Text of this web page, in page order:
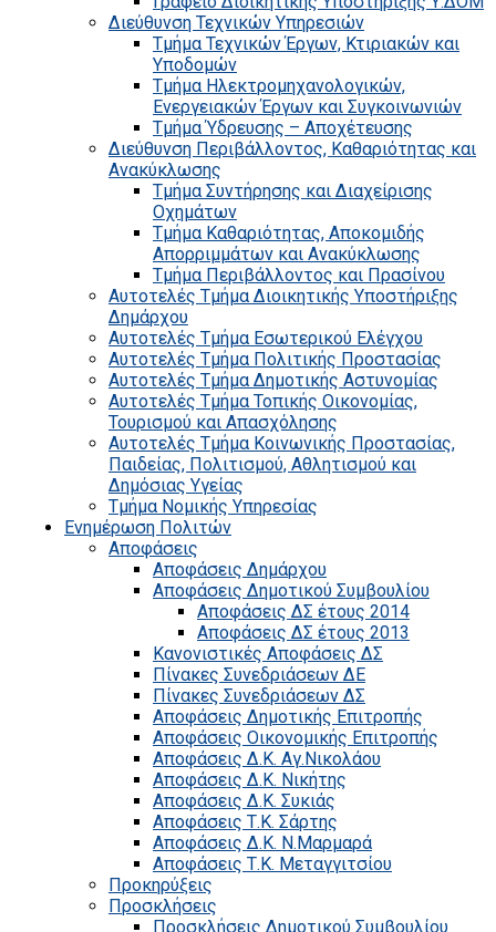
Διεύθυνση Τεχνικών Υπηρεσιών
Τμήμα Τεχνικών Έργων, Κτιριακών και
Υποδομών
Τμήμα Ηλεκτρομηχανολογικών,
Ενεργειακών Έργων και Συγκοινωνιών
Τμήμα Ύδρευσης – Αποχέτευσης
Διεύθυνση Περιβάλλοντος, Καθαριότητας και
Ανακύκλωσης
Τμήμα Συντήρησης και Διαχείρισης
Οχημάτων
Τμήμα Καθαριότητας, Αποκομιδής
Απορριμμάτων και Ανακύκλωσης
Τμήμα Περιβάλλοντος και Πρασίνου
Αυτοτελές Τμήμα Διοικητικής Υποστήριξης
Δημάρχου
Αυτοτελές Τμήμα Εσωτερικού Ελέγχου
Αυτοτελές Τμήμα Πολιτικής Προστασίας
Αυτοτελές Τμήμα Δημοτικής Αστυνομίας
Αυτοτελές Τμήμα Τοπικής Οικονομίας,
Τουρισμού και Απασχόλησης
Αυτοτελές Τμήμα Κοινωνικής Προστασίας,
Παιδείας, Πολιτισμού, Αθλητισμού και
Δημόσιας Υγείας
Τμήμα Νομικής Υπηρεσίας
Ενημέρωση Πολιτών
Αποφάσεις
Αποφάσεις Δημάρχου
Αποφάσεις Δημοτικού Συμβουλίου
Αποφάσεις ΔΣ έτους 2014
Αποφάσεις ΔΣ έτους 2013
Κανονιστικές Αποφάσεις ΔΣ
Πίνακες Συνεδριάσεων ΔΕ
Πίνακες Συνεδριάσεων ΔΣ
Αποφάσεις Δημοτικής Επιτροπής
Αποφάσεις Οικονομικής Επιτροπής
Αποφάσεις Δ.Κ. Αγ.Νικολάου
Αποφάσεις Δ.Κ. Νικήτης
Αποφάσεις Δ.Κ. Συκιάς
Αποφάσεις Τ.Κ. Σάρτης
Αποφάσεις Δ.Κ. Ν.Μαρμαρά
Αποφάσεις Τ.Κ. Μεταγγιτσίου
Προκηρύξεις
Προσκλήσεις
Προσκλήσεις Δημοτικού Συμβουλίου